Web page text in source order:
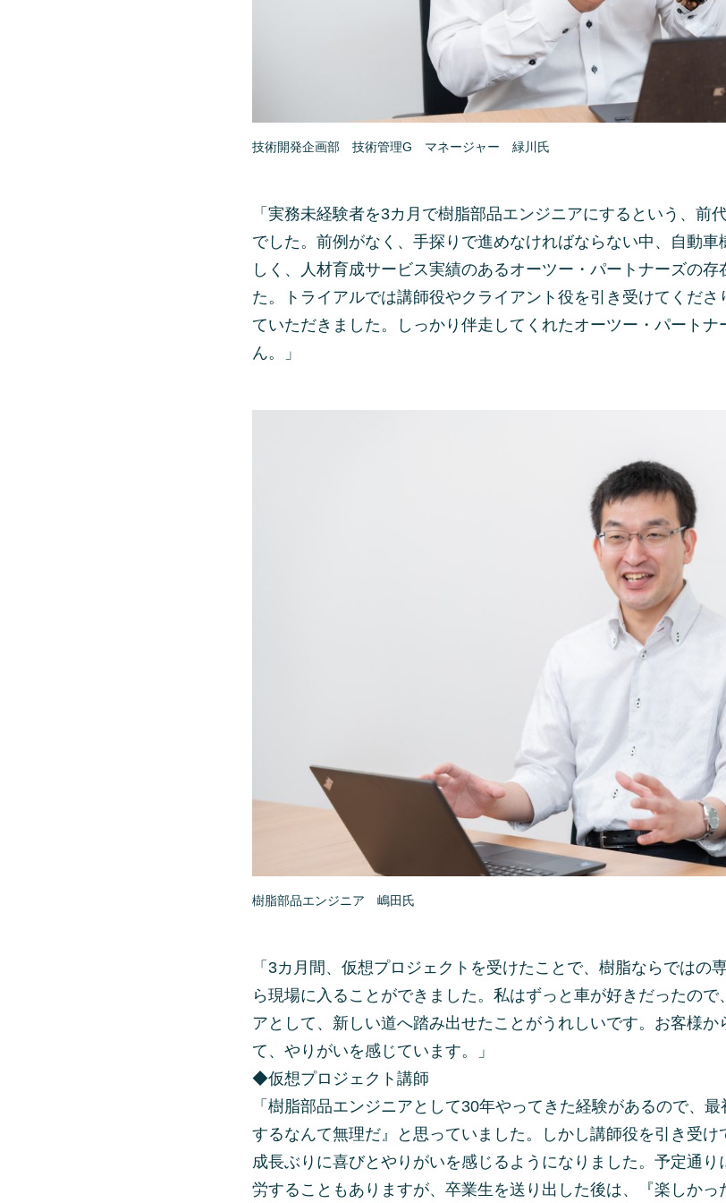
技術開発企画部 技術管理G マネージャー 緑川氏
「実務未経験者を3カ月で樹脂部品エンジニアにするという、前
でした。前例がなく、手探りで進めなければならない中、自動
しく、人材育成サービス実績のあるオーツー・パートナーズの存
た。トライアルでは講師役やクライアント役を引き受けてくだ
ていただきました。しっかり伴走してくれたオーツー・パート
ん。」
樹脂部品エンジニア 嶋田氏
「3カ月間、仮想プロジェクトを受けたことで、樹脂ならではの
ら現場に入ることができました。私はずっと車が好きだったの
アとして、新しい道へ踏み出せたことがうれしいです。お客様か
て、やりがいを感じています。」
◆仮想プロジェクト講師
「樹脂部品エンジニアとして30年やってきた経験があるので、
するなんて無理だ』と思っていました。しかし講師役を引き受
成長ぶりに喜びとやりがいを感じるようになりました。予定通
労することもありますが、卒業生を送り出した後は、『楽しか